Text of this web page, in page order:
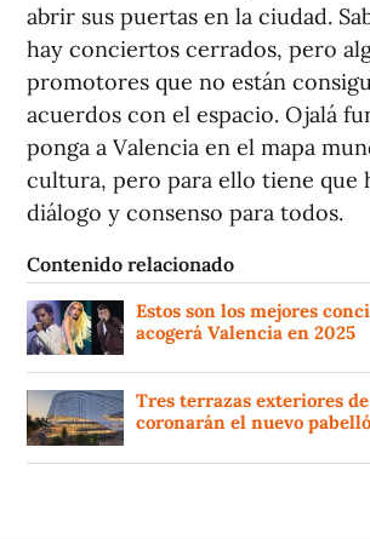
abrir sus puertas en la ciudad.
hay conciertos cerrados, pero
promotores que no están
acuerdos con el espacio. Ojalá
ponga a Valencia en el mapa
cultura, pero para ello tiene que
diálogo y consenso para todos.
Contenido relacionado
Estos son los mejores
acogerá Valencia en 2025
Tres terrazas exteriores
coronarán el nuevo